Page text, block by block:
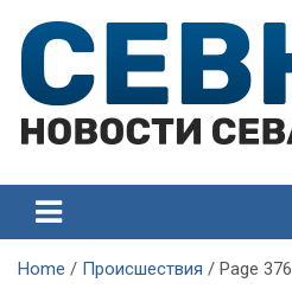
content
Севастополя
Севастополя
Home Происшествия Page 376